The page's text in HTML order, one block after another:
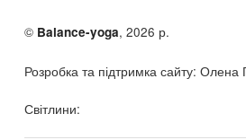
© Balance-yoga, 2026 р.
Розробка та підтримка сайту: Олена
Світлини: